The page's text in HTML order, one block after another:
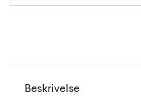
Beskrivelse